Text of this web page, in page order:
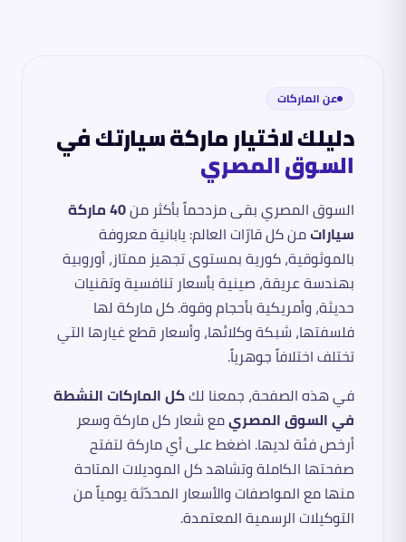
عن الماركات
دليلك لاختيار ماركة سيارتك في
السوق المصري
السوق المصري بقى مزدحماً بأكثر من
40 ماركة
سياراتمن كل قارّات العالم: يابانية معروفة
بالموثوقية، كورية بمستوى تجهيز ممتاز، أوروبية
بهندسة عريقة، صينية بأسعار تنافسية وتقنيات
حديثة، وأمريكية بأحجام وقوة. كل ماركة لها
فلسفتها، شبكة وكلائها، وأسعار قطع غيارها التي
تختلف اختلافاً جوهرياً.
في هذه الصفحة، جمعنا لككل الماركات النشطة
في السوق المصريمع شعار كل ماركة وسعر
أرخص فئة لديها. اضغط على أي ماركة لتفتح
صفحتها الكاملة وتشاهد كل الموديلات المتاحة
منها مع المواصفات والأسعار المحدّثة يومياً من
التوكيلات الرسمية المعتمدة.